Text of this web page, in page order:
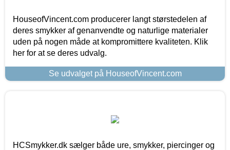
HouseofVincent.com producerer langt størstedelen af
deres smykker af genanvendte og naturlige materialer
uden på nogen måde at kompromittere kvaliteten. Klik
her for at se deres udvalg.
Se udvalget på HouseofVincent.com
HCSmykker.dk sælger både ure, smykker, piercinger og